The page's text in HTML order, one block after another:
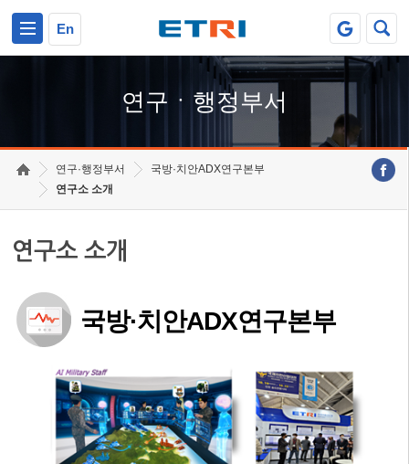
En
연구ㆍ행정부서
연구·행정부서
국방·치안ADX연구본부
연구소 소개
연구소 소개
국방·치안ADX연구본부